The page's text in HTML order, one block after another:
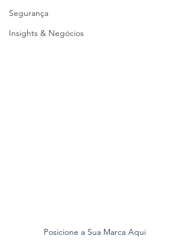
Segurança
Insights & Negócios
Posicione a Sua Marca Aqui